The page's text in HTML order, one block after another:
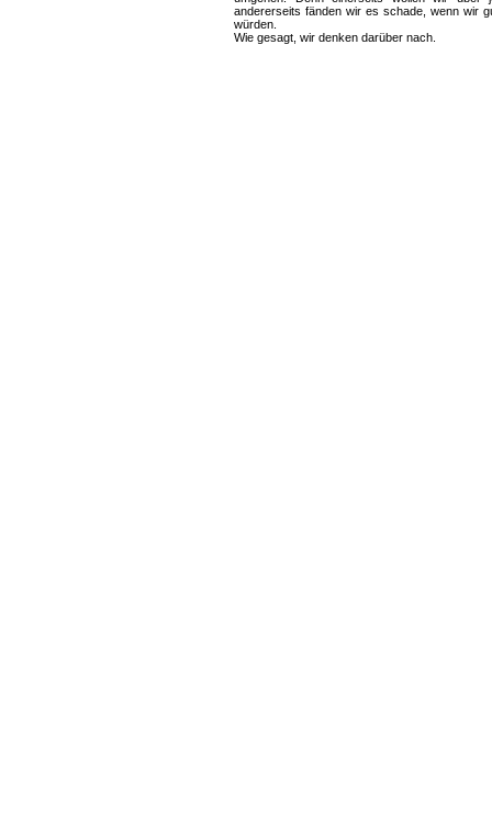
andererseits fänden wir es schade, wenn wir
würden.
Wie gesagt, wir denken darüber nach.